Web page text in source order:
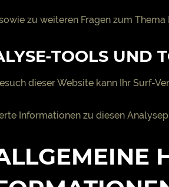
zu weiteren Fragen zum
TOOLS UND
dieser Website kann Ihr Surf-
Informationen zu diesen